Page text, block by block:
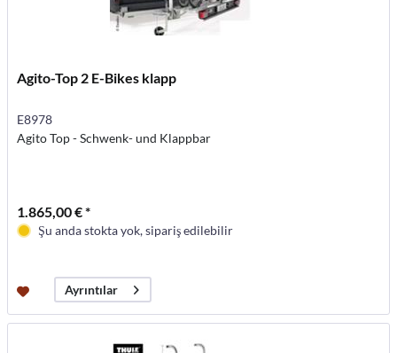
Agito-Top 2 E-Bikes klapp
E8978
Agito Top - Schwenk- und Klappbar
1.865,00 € *
Şu anda stokta yok, sipariş edilebilir
Ayrıntılar